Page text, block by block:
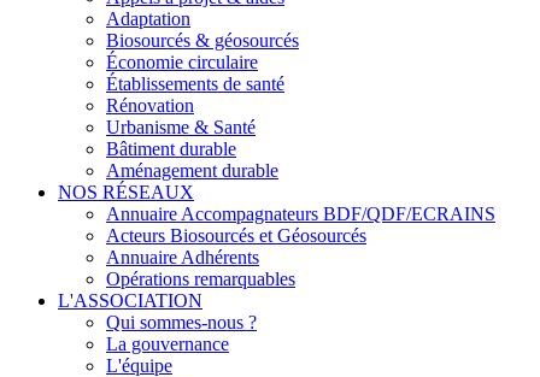
Adaptation
Biosourcés & géosourcés
Économie circulaire
Établissements de santé
Rénovation
Urbanisme & Santé
Bâtiment durable
Aménagement durable
NOS RÉSEAUX
Annuaire Accompagnateurs BDF/QDF/ECRAINS
Acteurs Biosourcés et Géosourcés
Annuaire Adhérents
Opérations remarquables
L'ASSOCIATION
Qui sommes-nous ?
La gouvernance
L'équipe